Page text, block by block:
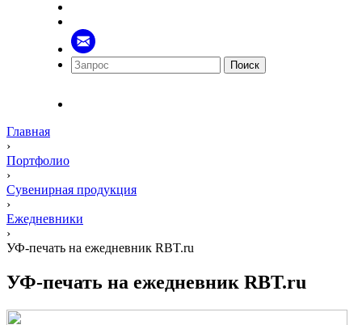
Поиск
Главная
›
Портфолио
›
Сувенирная продукция
›
Ежедневники
›
УФ-печать на ежедневник RBT.ru
УФ-печать на ежедневник RBT.ru